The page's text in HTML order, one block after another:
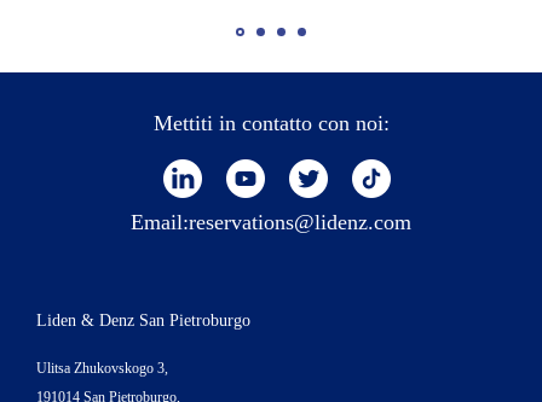
Mettiti in contatto con noi:
Email:reservations@lidenz.com
Liden & Denz San Pietroburgo
Ulitsa Zhukovskogo 3,
191014 San Pietroburgo,